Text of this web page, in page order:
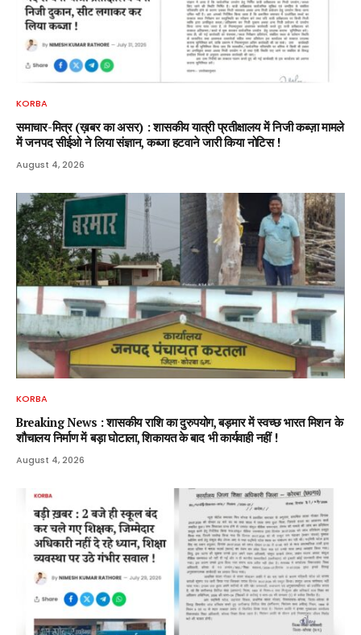
KORBA
समाचार-मित्र (ख़बर का असर) : शासकीय यात्री प्रतीक्षालय में निजी कब्ज़ा मामले
में जनपद सीईओ ने लिया संज्ञान, कब्जा हटवाने जारी किया नोटिस !
August 4, 2026
KORBA
Breaking News : शासकीय राशि का दुरुपयोग, बड़मार में स्वच्छ भारत मिशन के
शौचालय निर्माण में बड़ा घोटाला, शिकायत के बाद भी कार्यवाही नहीं !
August 4, 2026